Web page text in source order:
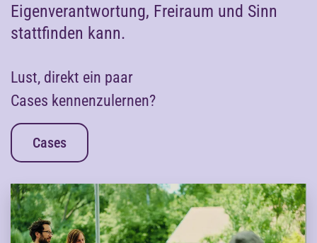
Eigenverantwortung, Freiraum und Sinn
stattfinden kann.
Lust, direkt ein paar
Cases kennenzulernen?
Cases